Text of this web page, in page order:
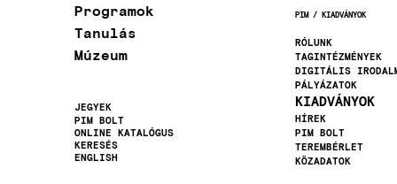
Programok
Tanulás
Múzeum
Másodlagos
navigáció
JEGYEK
PIM BOLT
ONLINE KATALÓGUS
KERESÉS
ENGLISH
PIM KIADVÁNYOK
RÓLUNK
TAGINTÉZMÉNYEK
DIGITÁLIS
PÁLYÁZATOK
KIADVÁNYOK
HÍREK
PIM BOLT
TEREMBÉRLET
KÖZADATOK